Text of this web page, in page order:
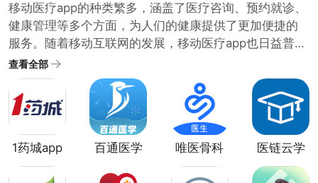
移动医疗app的种类繁多，涵盖了医疗咨询、预约就诊、
健康管理等多个方面，为人们的健康提供了更加便捷的
服务。随着移动互联网的发展，移动医疗app也日益普
及。移动医疗app都有哪些呢？又有哪些手机医疗软件的
好用的？小编整理了一些好用的移动医疗app。希望可以
为大家的健康提供帮助。
查看全部
1药城app
百通医学
唯医骨科
app
医链云学
院